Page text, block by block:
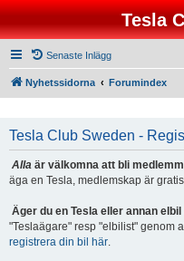
Tesla
Senaste Inlägg
Nyhetssidorna Forumindex
Tesla Club Sweden -
Alla är välkomna att bli
äga en Tesla, medlemskap är
Äger du en Tesla eller annan elbil
"Teslaägare" resp "elbilist" genom
registrera din bil här.